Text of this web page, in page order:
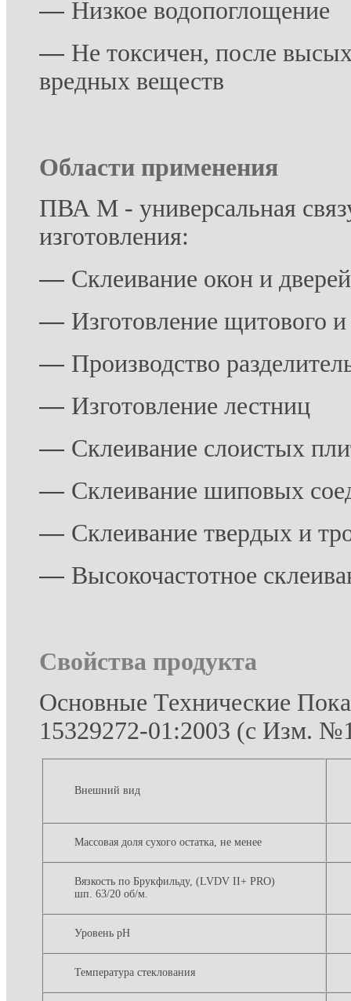
― Низкое водопоглощение
― Не токсичен, после
вредных веществ
Области применения
ПВА М - универсальная
изготовления:
― Склеивание окон и дверей
― Изготовление щитового
― Производство
― Изготовление лестниц
― Склеивание слоистых
― Склеивание шиповых
― Склеивание твердых и
― Высокочастотное
Свойства продукта
Основные Технические
15329272-01:2003 (с Изм.
Внешний вид
Массовая доля сухого остатка, не менее
Вязкость по Брукфильду, (LVDV II+ PRO)
шп. 63/20 об/м.
Уровень pH
Температура стеклования